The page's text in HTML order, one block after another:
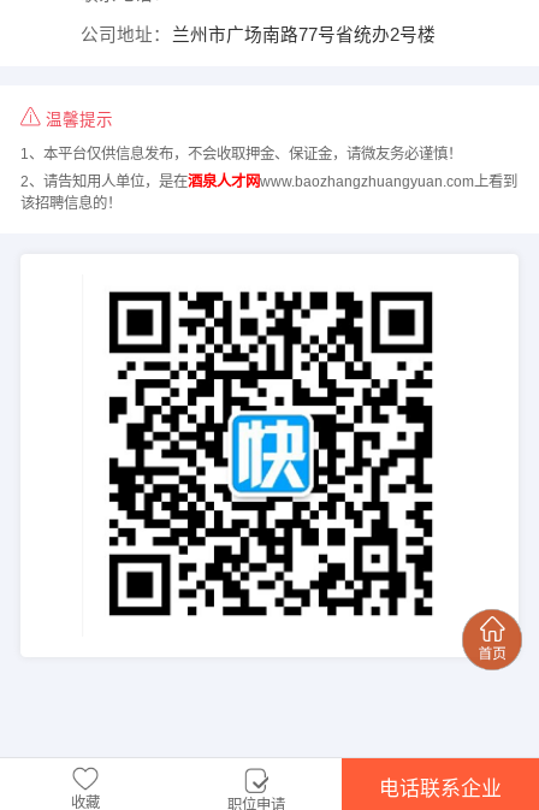
公司地址： 兰州市广场南路77号省统办2号楼
温馨提示
1、本平台仅供信息发布，不会收取押金、保证金，请微友务必谨慎！
2、请告知用人单位，是在酒泉人才网www.baozhangzhuangyuan.com上看到
该招聘信息的！
收藏 职位申请
电话联系企业